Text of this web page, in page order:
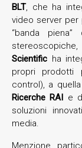
BLT, che ha
video server per
“banda
Scientific ha
propri prodotti
control), a
Ricerche RAI e
soluzioni
media.
Menzione